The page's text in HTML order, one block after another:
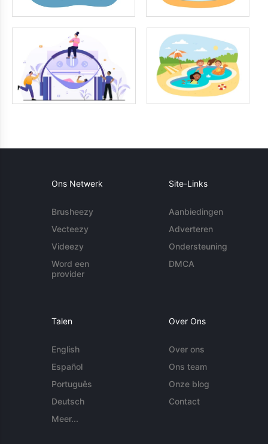
Ons Netwerk
Brusheezy
Vecteezy
Videezy
Word een
provider
Site-Links
Aanbiedingen
Adverteren
Ondersteuning
DMCA
Talen
English
Español
Português
Deutsch
Meer...
Over Ons
Over ons
Ons team
Onze blog
Contact